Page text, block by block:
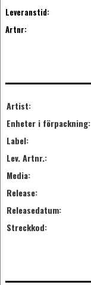
Leveranstid:
Artnr:
Artist:
Enheter i förpackning:
Label:
Lev. Artnr.:
Media:
Release:
Releasedatum:
Streckkod: